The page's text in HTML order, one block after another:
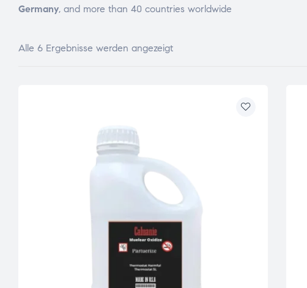
Germany, and more than 40 countries worldwide
Alle 6 Ergebnisse werden angezeigt